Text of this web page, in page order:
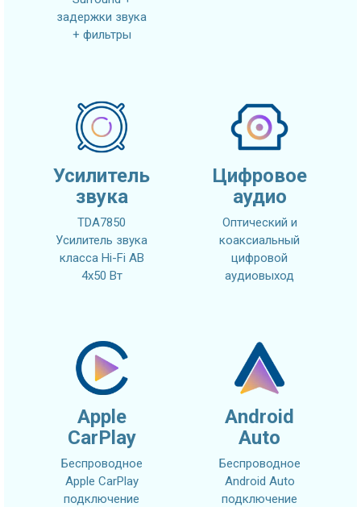
задержки звука
+ фильтры
Усилитель
звука
TDA7850
Усилитель звука
класса Hi-Fi AB
4x50 Вт
Цифровое
аудио
Оптический и
коаксиальный
цифровой
аудиовыход
Apple
CarPlay
Беспроводное
Apple CarPlay
подключение
Android
Auto
Беспроводное
Android Auto
подключение